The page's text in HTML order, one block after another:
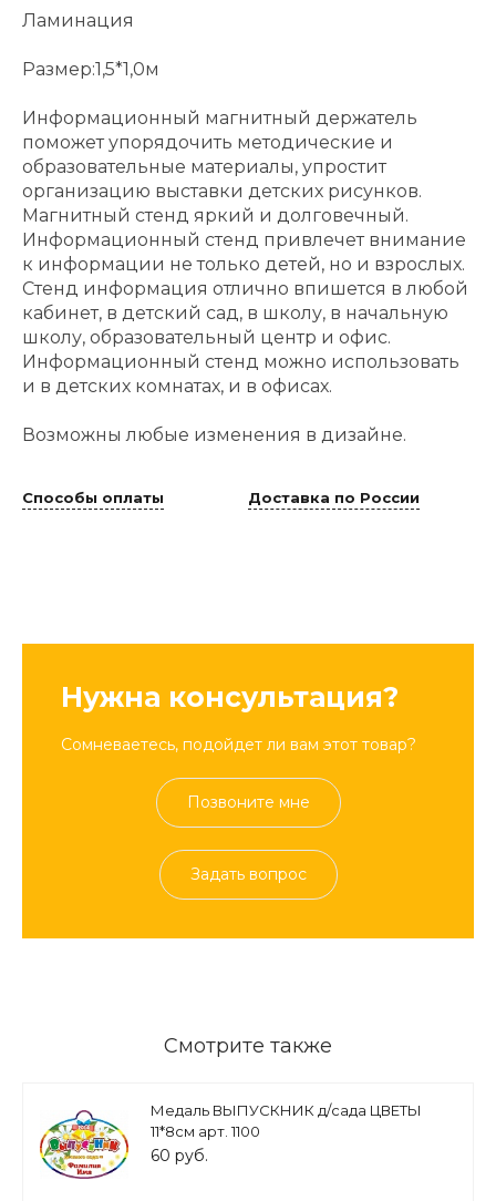
Ламинация
Размер:1,5*1,0м
Информационный магнитный держатель
поможет упорядочить методические и
образовательные материалы, упростит
организацию выставки детских рисунков.
Магнитный стенд яркий и долговечный.
Информационный стенд привлечет внимание
к информации не только детей, но и взрослых.
Стенд информация отлично впишется в любой
кабинет, в детский сад, в школу, в начальную
школу, образовательный центр и офис.
Информационный стенд можно использовать
и в детских комнатах, и в офисах.
Возможны любые изменения в дизайне.
Способы оплаты Доставка по России
Нужна консультация?
Сомневаетесь, подойдет ли вам этот товар?
Позвоните мне
Задать вопрос
Смотрите также
Медаль ВЫПУСКНИК д/сада ЦВЕТЫ
11*8см арт. 1100
60 руб.